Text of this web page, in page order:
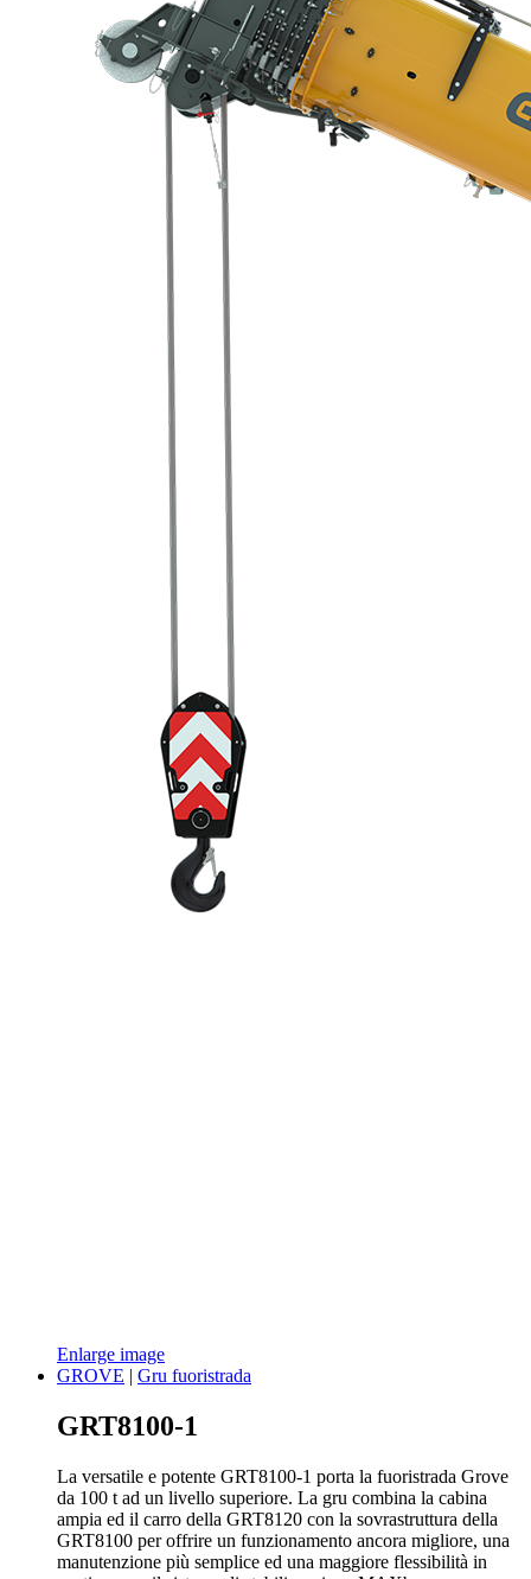
Enlarge image
GROVE | Gru fuoristrada
GRT8100-1
La versatile e potente GRT8100-1 porta la fuoristrada Grove
da 100 t ad un livello superiore. La gru combina la cabina
ampia ed il carro della GRT8120 con la sovrastruttura della
GRT8100 per offrire un funzionamento ancora migliore, una
manutenzione più semplice ed una maggiore flessibilità in